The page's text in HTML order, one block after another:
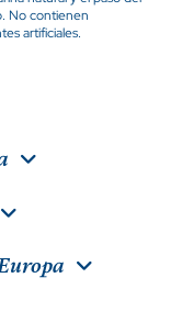
No contienen
artificiales.